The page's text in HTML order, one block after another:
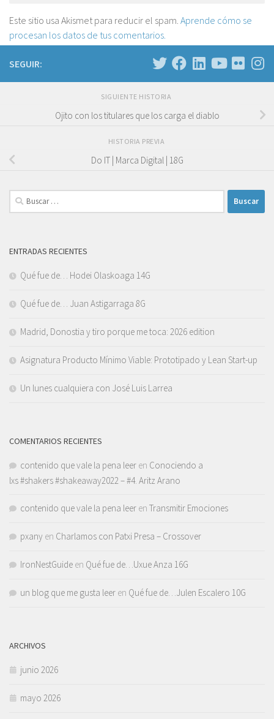
Este sitio usa Akismet para reducir el spam. Aprende cómo se
procesan los datos de tus comentarios.
SEGUIR:
SIGUIENTE HISTORIA
Ojito con los titulares que los carga el diablo
HISTORIA PREVIA
Do IT | Marca Digital | 18G
Buscar:
ENTRADAS RECIENTES
Qué fue de… Hodei Olaskoaga 14G
Qué fue de… Juan Astigarraga 8G
Madrid, Donostia y tiro porque me toca: 2026 edition
Asignatura Producto Mínimo Viable: Prototipado y Lean Start-up
Un lunes cualquiera con José Luis Larrea
COMENTARIOS RECIENTES
contenido que vale la pena leer en Conociendo a
lxs #shakers #shakeaway2022 – #4. Aritz Arano
contenido que vale la pena leer en Transmitir Emociones
pxany en Charlamos con Patxi Presa – Crossover
IronNestGuide en Qué fue de…Uxue Anza 16G
un blog que me gusta leer en Qué fue de…Julen Escalero 10G
ARCHIVOS
junio 2026
mayo 2026